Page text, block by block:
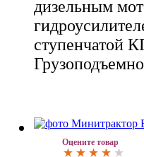
дизельным
ступенчатой
Оцените товар